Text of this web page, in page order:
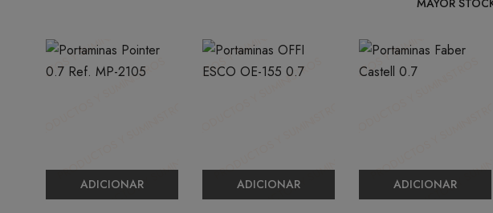
ADICIONAR ADICIONAR ADICIONAR